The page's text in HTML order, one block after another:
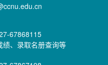
67868115
、录取名册查询等